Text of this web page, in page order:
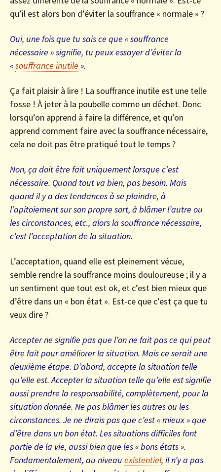
qu’il est alors bon d’éviter la souffrance « normale » ?
Oui, une fois que tu sais ce que « souffrance
nécessaire » signifie, tu peux essayer d’éviter la
«souffrance inutile ».
Ça fait plaisir à lire ! La souffrance inutile est une telle
fosse ! À jeter à la poubelle comme un déchet. Donc
lorsqu’on apprend à faire la différence, et qu’on
apprend comment faire avec la souffrance nécessaire,
cela ne doit pas être pratiqué tout le temps ?
Non, ça doit être fait uniquement lorsque c’est
nécessaire. Quand tout va bien, pas besoin. Mais
quand il y a des tendances à se plaindre, à
l’apitoiement sur son propre sort, à blâmer l’autre ou
les circonstances, etc., alors la souffrance nécessaire,
c’est l’acceptation de la situation.
L’acceptation, quand elle est pleinement vécue,
semble rendre la souffrance moins douloureuse ; il y a
un sentiment que tout est ok, et c’est bien mieux que
d’être dans un « bon état ». Est-ce que c’est ça que tu
veux dire ?
Accepter ne signifie pas que l’on ne fait pas ce qui peut
être fait pour améliorer la situation. Mais ce serait une
deuxième étape. D’abord, accepte la situation telle
qu’elle est. Accepter la situation telle qu’elle est signifie
aussi prendre la responsabilité, complètement, pour la
situation donnée. Ne pas blâmer les autres ou les
circonstances. Je ne dirais pas que c’est « mieux » que
d’être dans un bon état. Les situations difficiles font
partie de la vie, aussi bien que les « bons états ».
Fondamentalement, au niveau existentiel, il n’y a pas